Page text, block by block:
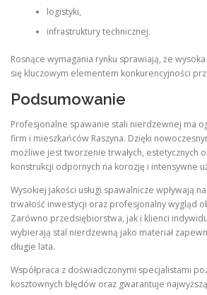
logistyki,
infrastruktury technicznej.
Rosnące wymagania rynku sprawiają, że
się kluczowym elementem konkurencyjności
Podsumowanie
Profesjonalne spawanie stali nierdzewnej ma
firm i mieszkańców Raszyna. Dzięki
możliwe jest tworzenie trwałych, estetycznych
konstrukcji odpornych na korozję i intensywne
Wysokiej jakości usługi spawalnicze wpływają
trwałość inwestycji oraz profesjonalny wygląd
Zarówno przedsiębiorstwa, jak i klienci
wybierają stal nierdzewną jako materiał
długie lata.
Współpraca z doświadczonymi specjalistami
kosztownych błędów oraz gwarantuje